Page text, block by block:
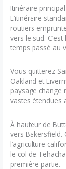
Itinéraire principal
L’itinéraire
routiers
vers le sud.
temps passé au
Vous quitterez
Oakland et
paysage change
vastes étendues
À hauteur de
vers Bakersfield.
l’agriculture
le col de
première partie.